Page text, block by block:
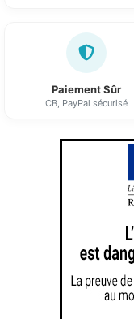
Paiement Sûr
CB, PayPal sécurisé